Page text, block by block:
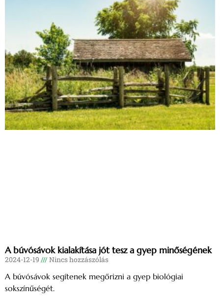
A búvósávok kialakítása jót tesz a gyep minőségének
2024-12-19 Nincs hozzászólás
A búvósávok segítenek megőrizni a gyep biológiai
sokszínűségét.